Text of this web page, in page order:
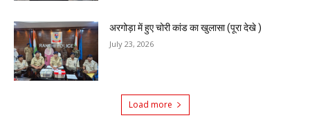
अरगोड़ा में हुए चोरी कांड का खुलासा (पूरा देखे )
July 23, 2026
Load more